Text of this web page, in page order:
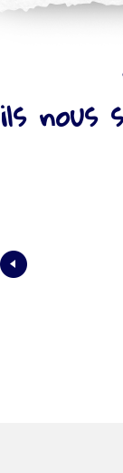
ils nous